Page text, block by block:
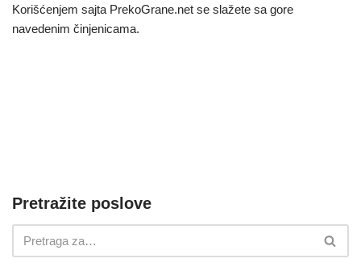
Korišćenjem sajta PrekoGrane.net se slažete sa gore
navedenim činjenicama.
Pretražite poslove